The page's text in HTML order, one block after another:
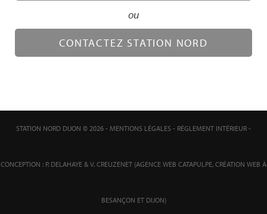
ou
CONTACTEZ STATION NORD
STATION NORD DIJON © 2026 - MENTIONS LÉGALES - RÉGLEMENT INTÉRIEUR -
CONCEPTION : P. DELAHAYE & V. CREUZENET (AGENCE WEB CATAPULPE, CRÉATION WEB À
BESANÇON ET DIJON)